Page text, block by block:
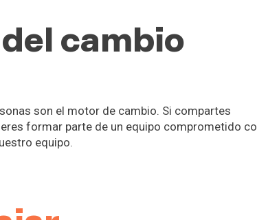
cambio
son el motor de cambio. Si compartes
formar parte de un equipo comprometido
equipo.